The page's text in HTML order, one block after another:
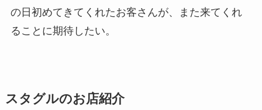
の日初めてきてくれたお客さんが、また来てくれ
ることに期待したい。
スタグルのお店紹介